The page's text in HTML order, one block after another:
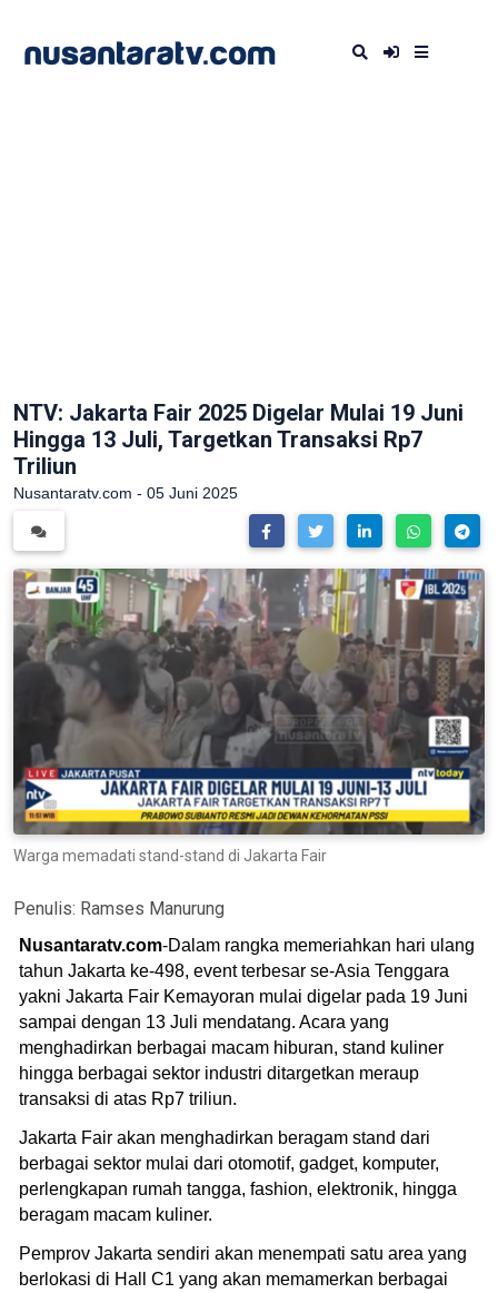
NTV: Jakarta Fair 2025 Digelar Mulai 19 Juni
Hingga 13 Juli, Targetkan Transaksi Rp7
Triliun
Nusantaratv.com - 05 Juni 2025
Warga memadati stand-stand di Jakarta Fair
Penulis: Ramses Manurung
Nusantaratv.com-Dalam rangka memeriahkan hari ulang
tahun Jakarta ke-498, event terbesar se-Asia Tenggara
yakni Jakarta Fair Kemayoran mulai digelar pada 19 Juni
sampai dengan 13 Juli mendatang. Acara yang
menghadirkan berbagai macam hiburan, stand kuliner
hingga berbagai sektor industri ditargetkan meraup
transaksi di atas Rp7 triliun.
Jakarta Fair akan menghadirkan beragam stand dari
berbagai sektor mulai dari otomotif, gadget, komputer,
perlengkapan rumah tangga, fashion, elektronik, hingga
beragam macam kuliner.
Pemprov Jakarta sendiri akan menempati satu area yang
berlokasi di Hall C1 yang akan memamerkan berbagai